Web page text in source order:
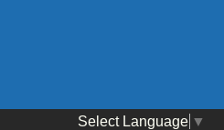
Select Language ▼